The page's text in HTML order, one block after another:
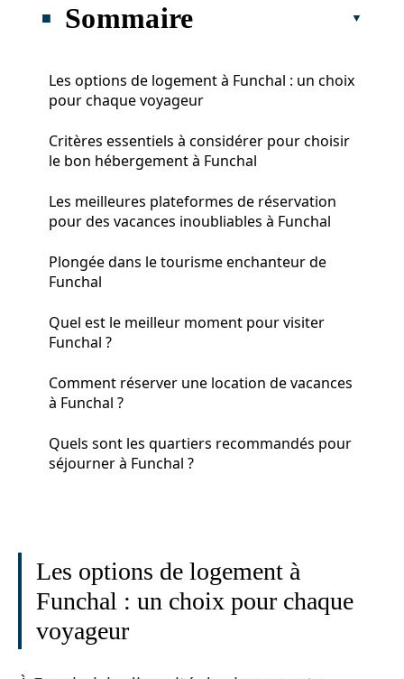
Sommaire
Les options de logement à Funchal : un choix
pour chaque voyageur
Critères essentiels à considérer pour choisir
le bon hébergement à Funchal
Les meilleures plateformes de réservation
pour des vacances inoubliables à Funchal
Plongée dans le tourisme enchanteur de
Funchal
Quel est le meilleur moment pour visiter
Funchal ?
Comment réserver une location de vacances
à Funchal ?
Quels sont les quartiers recommandés pour
séjourner à Funchal ?
Les options de logement à
Funchal : un choix pour chaque
voyageur